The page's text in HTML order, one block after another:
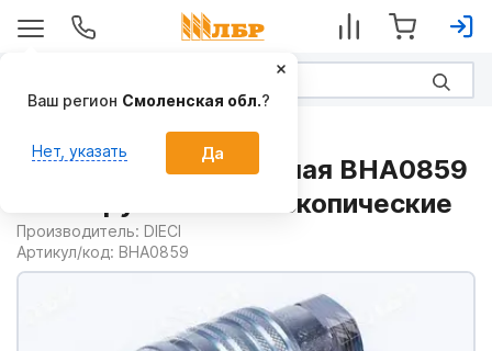
Муфта быстросъемная BHA0859
на Погрузчики телескопические
Производитель: DIECI
Артикул/код: BHA0859
Ваш регион Смоленская обл.?
Нет, указать Да